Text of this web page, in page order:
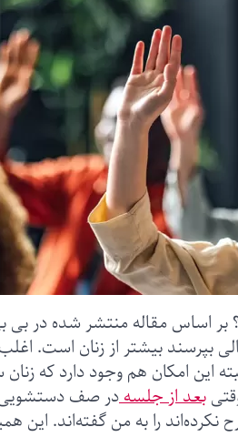
بر اساس مقاله منتشر شده در
بپرسند بیشتر از زنان است.
این امکان هم وجود دارد که
بعد از جلسهدر صف دستشویی
را به من گفته‌اند. این